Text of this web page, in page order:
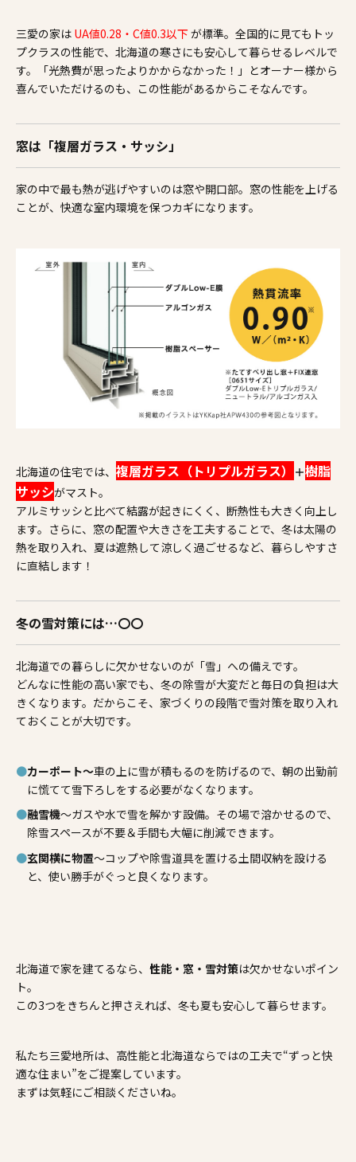
三愛の家は UA値0.28・C値0.3以下 が標準。全国的に見てもトッ
プクラスの性能で、北海道の寒さにも安心して暮らせるレベルで
す。「光熱費が思ったよりかからなかった！」とオーナー様から
喜んでいただけるのも、この性能があるからこそなんです。
窓は「複層ガラス・サッシ」
家の中で最も熱が逃げやすいのは窓や開口部。窓の性能を上げる
ことが、快適な室内環境を保つカギになります。
北海道の住宅では、 複層ガラス（トリプルガラス） ＋樹脂
サッシがマスト。
アルミサッシと比べて結露が起きにくく、断熱性も大きく向上し
ます。さらに、窓の配置や大きさを工夫することで、冬は太陽の
熱を取り入れ、夏は遮熱して涼しく過ごせるなど、暮らしやすさ
に直結します！
冬の雪対策には…〇〇
北海道での暮らしに欠かせないのが「雪」への備えです。
どんなに性能の高い家でも、冬の除雪が大変だと毎日の負担は大
きくなります。だからこそ、家づくりの段階で雪対策を取り入れ
ておくことが大切です。
カーポート～車の上に雪が積もるのを防げるので、朝の出勤前
に慌てて雪下ろしをする必要がなくなります。
融雪機～ガスや水で雪を解かす設備。その場で溶かせるので、
除雪スペースが不要＆手間も大幅に削減できます。
玄関横に物置～コップや除雪道具を置ける土間収納を設ける
と、使い勝手がぐっと良くなります。
北海道で家を建てるなら、 性能・窓・雪対策は欠かせないポイン
ト。
この3つをきちんと押さえれば、冬も夏も安心して暮らせます。
私たち三愛地所は、高性能と北海道ならではの工夫で“ずっと快
適な住まい”をご提案しています。
まずは気軽にご相談くださいね。